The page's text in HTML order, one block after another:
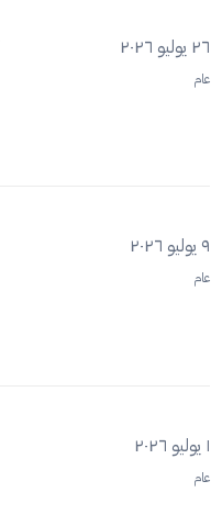
٢٦ يوليو ٢٠٢٦
عام
٩ يوليو ٢٠٢٦
عام
١ يوليو ٢٠٢٦
عام